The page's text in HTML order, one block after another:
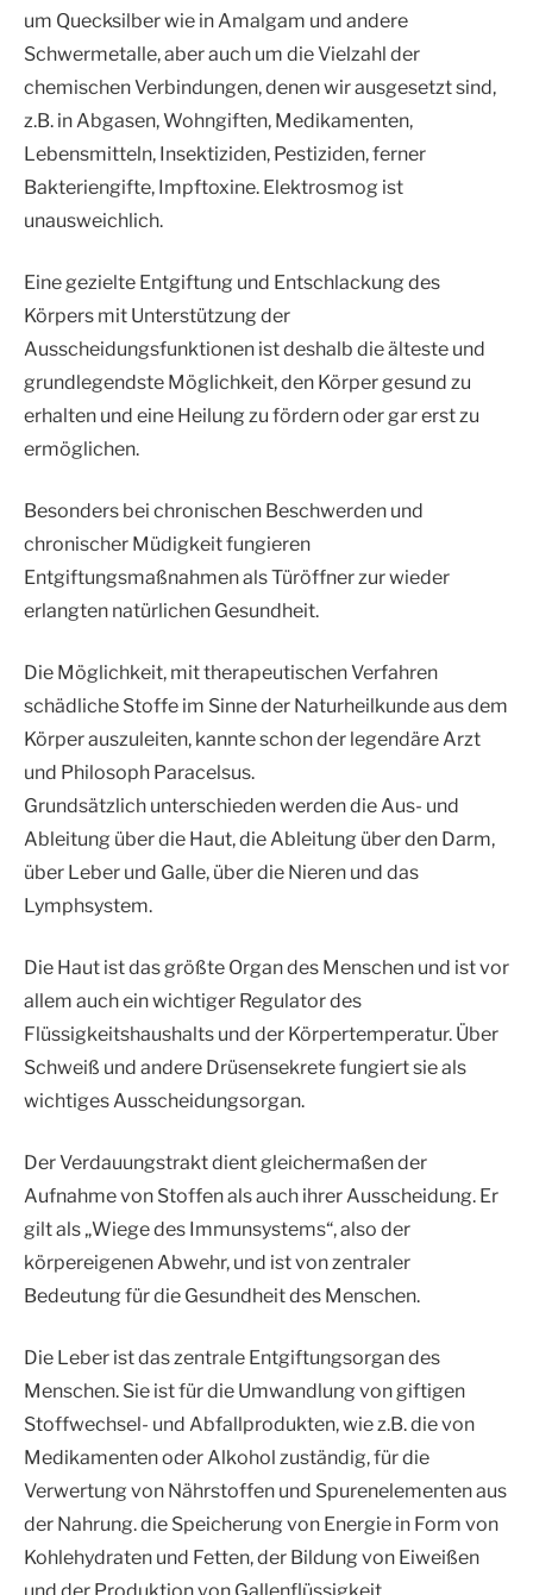
um Quecksilber wie in Amalgam und andere
Schwermetalle, aber auch um die Vielzahl der
chemischen Verbindungen, denen wir ausgesetzt sind,
z.B. in Abgasen, Wohngiften, Medikamenten,
Lebensmitteln, Insektiziden, Pestiziden, ferner
Bakteriengifte, Impftoxine. Elektrosmog ist
unausweichlich.
Eine gezielte Entgiftung und Entschlackung des
Körpers mit Unterstützung der
Ausscheidungsfunktionen ist deshalb die älteste und
grundlegendste Möglichkeit, den Körper gesund zu
erhalten und eine Heilung zu fördern oder gar erst zu
ermöglichen.
Besonders bei chronischen Beschwerden und
chronischer Müdigkeit fungieren
Entgiftungsmaßnahmen als Türöffner zur wieder
erlangten natürlichen Gesundheit.
Die Möglichkeit, mit therapeutischen Verfahren
schädliche Stoffe im Sinne der Naturheilkunde aus dem
Körper auszuleiten, kannte schon der legendäre Arzt
und Philosoph Paracelsus.
Grundsätzlich unterschieden werden die Aus- und
Ableitung über die Haut, die Ableitung über den Darm,
über Leber und Galle, über die Nieren und das
Lymphsystem.
Die Haut ist das größte Organ des Menschen und ist vor
allem auch ein wichtiger Regulator des
Flüssigkeitshaushalts und der Körpertemperatur. Über
Schweiß und andere Drüsensekrete fungiert sie als
wichtiges Ausscheidungsorgan.
Der Verdauungstrakt dient gleichermaßen der
Aufnahme von Stoffen als auch ihrer Ausscheidung. Er
gilt als „Wiege des Immunsystems“, also der
körpereigenen Abwehr, und ist von zentraler
Bedeutung für die Gesundheit des Menschen.
Die Leber ist das zentrale Entgiftungsorgan des
Menschen. Sie ist für die Umwandlung von giftigen
Stoffwechsel- und Abfallprodukten, wie z.B. die von
Medikamenten oder Alkohol zuständig, für die
Verwertung von Nährstoffen und Spurenelementen aus
der Nahrung. die Speicherung von Energie in Form von
Kohlehydraten und Fetten, der Bildung von Eiweißen
und der Produktion von Gallenflüssigkeit.